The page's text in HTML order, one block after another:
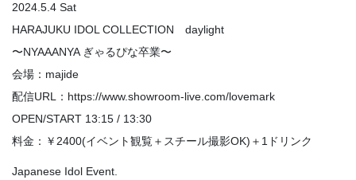
2024.5.4 Sat
HARAJUKU IDOL COLLECTION daylight
〜NYAAANYA ぎゃるぴな卒業〜
会場：majide
配信URL：https://www.showroom-live.com/lovemark
OPEN/START 13:15 / 13:30
料金：￥2400(イベント観覧＋スチール撮影OK)＋1ドリンク
Japanese Idol Event.